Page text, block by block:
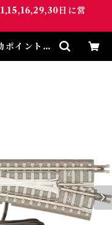
日に営
イントレ